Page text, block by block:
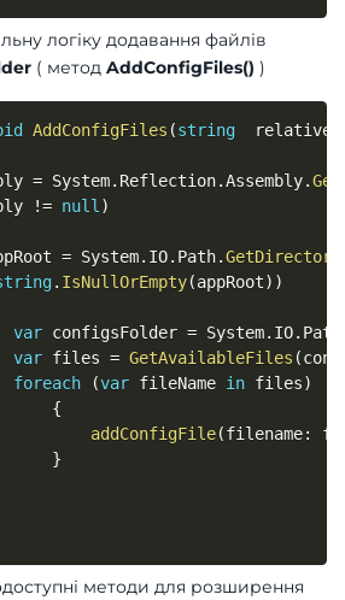
логіку додавання файлів
( метод AddConfigFiles() )
AddConfigFiles (string
= System. Reflection.Assembly.
!= null)
= System. IO. Path.
. IsNullOrEmpty(appRoot) )
var configsFolder = System. IO. Path
var files = GetAvailableFiles (
foreach
(var fileName in files)
{
addConfigFile(filename:
}
методи для розширення